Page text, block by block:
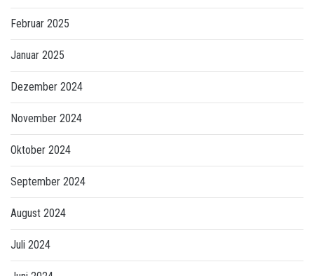
Februar 2025
Januar 2025
Dezember 2024
November 2024
Oktober 2024
September 2024
August 2024
Juli 2024